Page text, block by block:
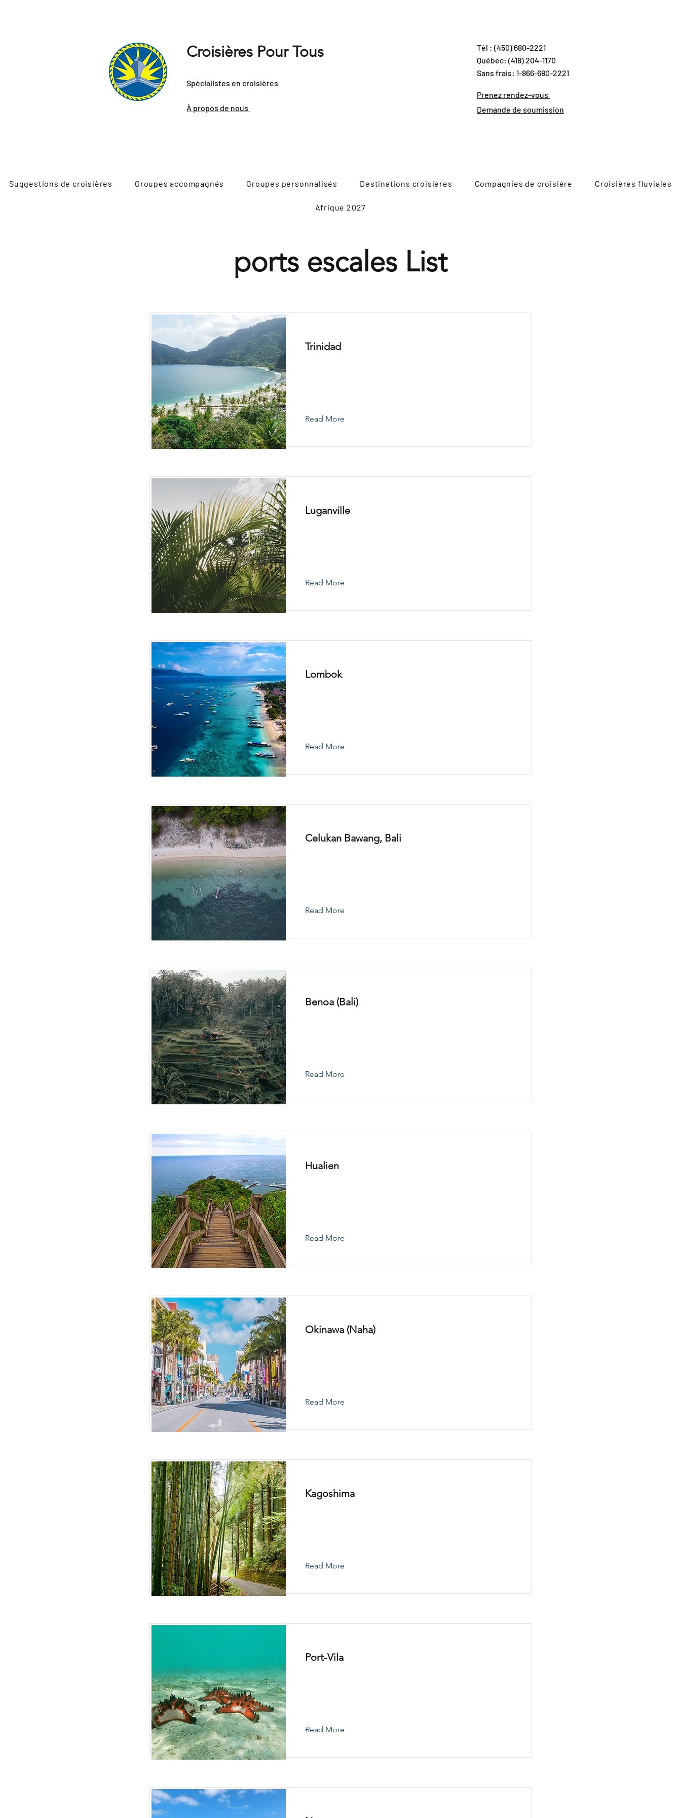
Croisières Pour Tous
Spécialistes en croisières
À propos de nous
Tél : (450) 680-2221
Québec: (418) 204-1170
Sans frais: 1-866-680-2221
Prenez rendez-vous
Demande de soumission
Suggestions de croisières Groupes accompagnés Groupes personnalisés Destinations croisières Compagnies de croisière Croisières fluviales
Afrique 2027
ports escales List
Trinidad
Read More
Luganville
Read More
Lombok
Read More
Celukan Bawang, Bali
Read More
Benoa (Bali)
Read More
Hualien
Read More
Okinawa (Naha)
Read More
Kagoshima
Read More
Port-Vila
Read More